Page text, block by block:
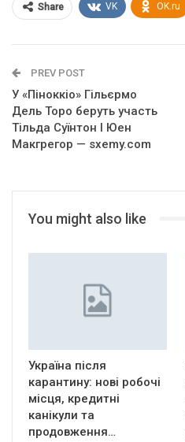
Share VK OK.ru
PREV POST
У «Піноккіо» Гільєрмо
Дель Торо беруть участь
Тільда Суїнтон І Юен
Макгрегор — sxemy.com
You might also like
Україна після
карантину: нові робочі
місця, кредитні
канікули та
продовження…